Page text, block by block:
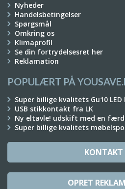
Nyheder
Handelsbetingelser
Spørgsmål
Omkring os
Klimaprofil
Se din fortrydelsesret her
Reklamation
POPULÆRT PÅ
Super billige kvalitets Gu10
USB stikkontakt fra LK
Ny eltavle! udskift med en
Super billige kvalitets
KONTAKT
OPRET